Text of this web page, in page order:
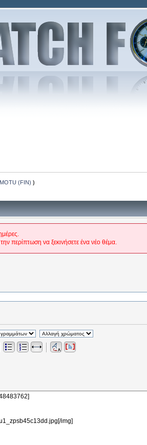
(FIN) )
περίπτωση να ξεκινήσετε ένα νέο θέμα.